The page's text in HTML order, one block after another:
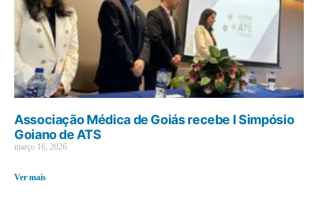
Associação Médica de Goiás recebe I Simpósio
Goiano de ATS
março 16, 2026
Ver mais